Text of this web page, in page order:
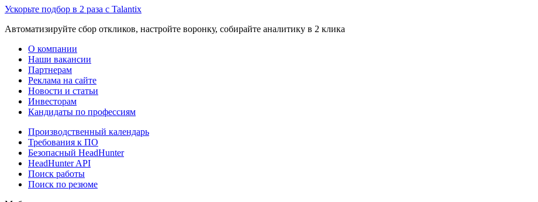
Ускорьте подбор в 2 раза с Talantix
Автоматизируйте сбор откликов, настройте воронку, собирайте аналитику в 2 клика
О компании
Наши вакансии
Партнерам
Реклама на сайте
Новости и статьи
Инвесторам
Кандидаты по профессиям
Производственный календарь
Требования к ПО
Безопасный HeadHunter
HeadHunter API
Поиск работы
Поиск по резюме